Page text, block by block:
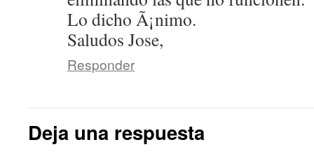
Lo dicho Ã¡nimo.
Saludos Jose,
Responder
Deja una respuesta